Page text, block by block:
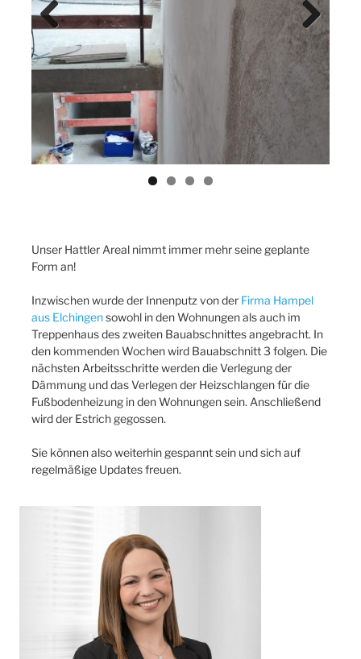
ous
Next
Unser Hattler Areal nimmt immer mehr seine geplante
Form an!
Inzwischen wurde der Innenputz von der Firma Hampel
aus Elchingensowohl in den Wohnungen als auch im
Treppenhaus des zweiten Bauabschnittes angebracht. In
den kommenden Wochen wird Bauabschnitt 3 folgen. Die
nächsten Arbeitsschritte werden die Verlegung der
Dämmung und das Verlegen der Heizschlangen für die
Fußbodenheizung in den Wohnungen sein. Anschließend
wird der Estrich gegossen.
Sie können also weiterhin gespannt sein und sich auf
regelmäßige Updates freuen.